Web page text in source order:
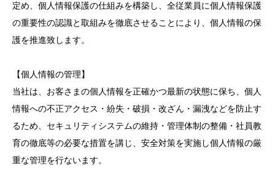
定め、個人情報保護の仕組みを構築し、全従業員に個人情報保護
の重要性の認識と取組みを徹底させることにより、個人情報の保
護を推進致します。
【個人情報の管理】
当社は、お客さまの個人情報を正確かつ最新の状態に保ち、個人
情報への不正アクセス・紛失・破損・改ざん・漏洩などを防止す
るため、セキュリティシステムの維持・管理体制の整備・社員教
育の徹底等の必要な措置を講じ、安全対策を実施し個人情報の厳
重な管理を行ないます。